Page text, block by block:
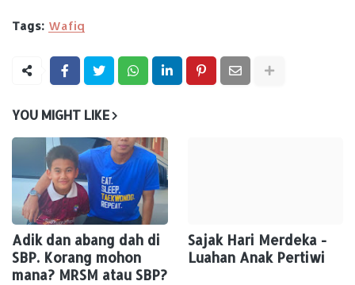
Tags: Wafiq
YOU MIGHT LIKE
Adik dan abang dah di
SBP. Korang mohon
mana? MRSM atau SBP?
Sajak Hari Merdeka -
Luahan Anak Pertiwi